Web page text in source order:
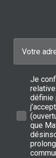
Je
définie
que